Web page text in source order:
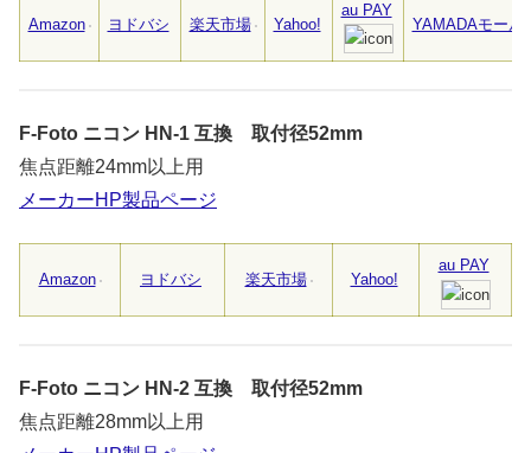
Amazon ヨドバシ 楽天市場 Yahoo!
au PAY
YAMADAモール
F-Foto ニコン HN-1 互換 取付径52mm
焦点距離24mm以上用
メーカーHP製品ページ
Amazon ヨドバシ 楽天市場 Yahoo!
au PAY
F-Foto ニコン HN-2 互換 取付径52mm
焦点距離28mm以上用